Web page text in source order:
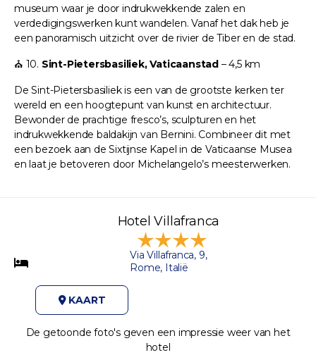
museum waar je door indrukwekkende zalen en
verdedigingswerken kunt wandelen. Vanaf het dak heb je
een panoramisch uitzicht over de rivier de Tiber en de stad.
⛪ 10. Sint-Pietersbasiliek, Vaticaanstad – 4,5 km
De Sint-Pietersbasiliek is een van de grootste kerken ter
wereld en een hoogtepunt van kunst en architectuur.
Bewonder de prachtige fresco’s, sculpturen en het
indrukwekkende baldakijn van Bernini. Combineer dit met
een bezoek aan de Sixtijnse Kapel in de Vaticaanse Musea
en laat je betoveren door Michelangelo’s meesterwerken.
Hotel Villafranca
Via Villafranca, 9,
Rome, Italië
KAART
De getoonde foto's geven een impressie weer van het
hotel